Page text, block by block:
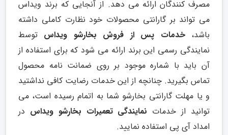
مصرف کنندگان ارائه می دهد. از آنجایی که برند ویداس
می تواند بر گارانتی محصولات خود نظارت کاملی داشته
باشد،خدمات پس از فروش بخارشو ویداس توسط
نمایندگی رسمی این برند ارائه می شود که برای استفاده از
آن باید با شماره موجود بر روی ضمانت نامه محصول
تماس بگیرید. چنانچه از این خدمات رضایت کافی نداشتید
و یا مهلت گارانتی بخارشو شما به اتمام رسیده است، می
توانید از خدمات نمایندگی تعمیرات بخارشو ویداس در
امداد آی پی استفاده نمایید.